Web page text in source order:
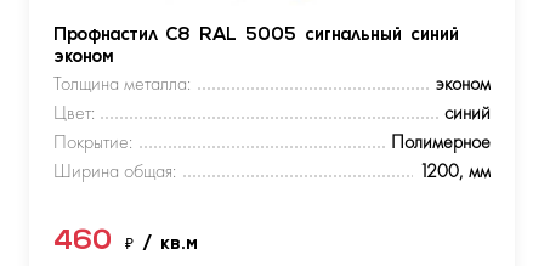
Профнастил С8 RAL 5005 сигнальный синий
эконом
Толщина металла:
эконом
Цвет:
синий
Покрытие:
Полимерное
Ширина общая:
1200, мм
460 ₽ / кв.м